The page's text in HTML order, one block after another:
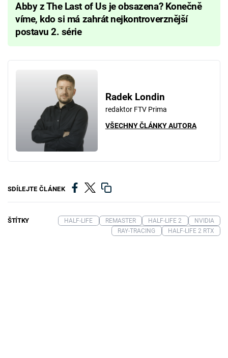
Abby z The Last of Us je obsazena? Konečně
víme, kdo si má zahrát nejkontroverznější
postavu 2. série
Radek Londin
redaktor FTV Prima
VŠECHNY ČLÁNKY AUTORA
SDÍLEJTE ČLÁNEK
ŠTÍTKY HALF-LIFE REMASTER HALF-LIFE 2
NVIDIA
RAY-TRACING
HALF-LIFE 2 RTX